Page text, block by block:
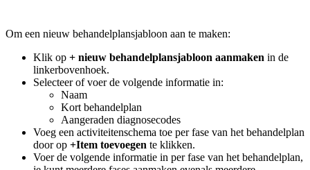
Om een nieuw behandelplansjabloon aan te maken:
Klik op + nieuw behandelplansjabloon aanmaken in de
linkerbovenhoek.
Selecteer of voer de volgende informatie in:
Naam
Kort behandelplan
Aangeraden diagnosecodes
Voeg een activiteitenschema toe per fase van het behandelplan
door op +Item toevoegen te klikken.
Voer de volgende informatie in per fase van het behandelplan,